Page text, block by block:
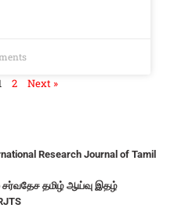
2 Next »
Research Journal of Tamil
தமிழ் ஆய்வு இதழ்